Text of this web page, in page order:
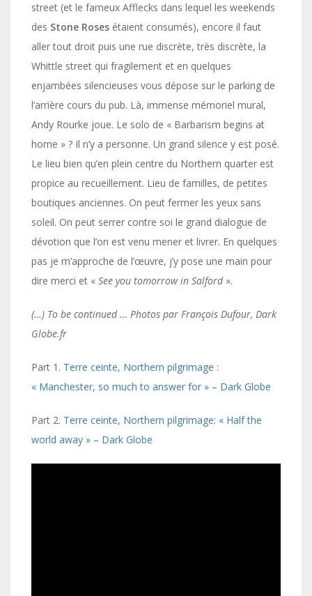
street (et le fameux Afflecks dans lequel les weekends
des Stone Roses étaient consumés), encore il faut
aller tout droit puis une rue discrète, très discrète, la
Whittle street qui fragilement et en quelques
enjambées silencieuses vous dépose sur le parking de
l’arrière cours du pub. Là, immense mémoriel mural,
Andy Rourke joue. Le solo de « Barbarism begins at
home » ? Il n’y a personne. Un grand silence y est posé.
Le lieu bien qu’en plein centre du Northern quarter est
propice au recueillement. Lieu de familles, de petites
boutiques anciennes. On peut fermer les yeux sans
soleil. On peut serrer contre soi le grand dialogue de
dévotion que l’on est venu mener et livrer. En quelques
pas je m’approche de l’œuvre, j’y pose une main pour
dire merci et « See you tomorrow in Salford».
(…) To be continued … Photos par François Dufour, Dark
Globe.fr
Part 1. Terre ceinte, Northern pilgrimage :
« Manchester, so much to answer for » – Dark Globe
Part 2. Terre ceinte, Northern pilgrimage: « Half the
world away » – Dark Globe